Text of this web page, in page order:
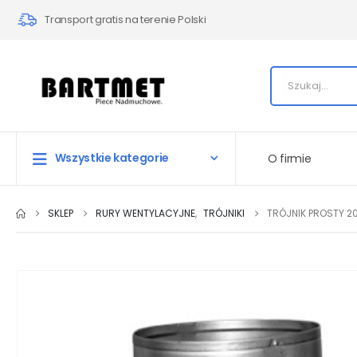
Transport gratis na terenie Polski
Wszystkie kategorie O firmie
SKLEP RURY WENTYLACYJNE, TRÓJNIKI TRÓJNIK PROSTY